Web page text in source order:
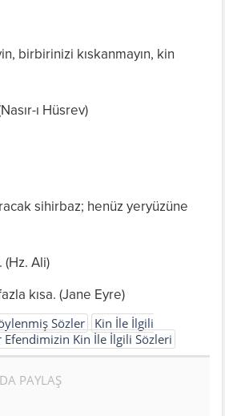
birbirinizi kıskanmayın, kin
ı Hüsrev)
sihirbaz; henüz yeryüzüne
(Hz. Ali)
kısa. (Jane Eyre)
Sözler
Kin İle İlgili
Efendimizin Kin İle İlgili Sözleri
PAYLAŞ